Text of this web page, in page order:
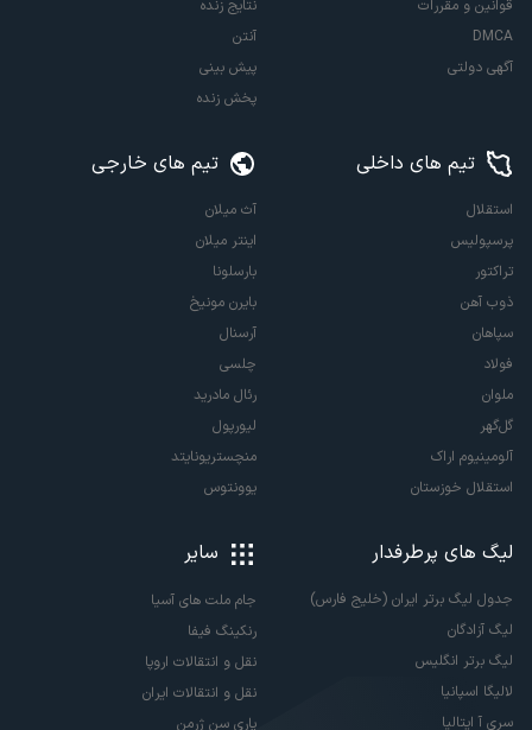
قوانین و مقررات
DMCA
آگهی دولتی
نتایج زنده
آنتن
پیش بینی
پخش زنده
تیم های داخلی
استقلال
پرسپولیس
تراکتور
ذوب آهن
سپاهان
فولاد
ملوان
گل‌گهر
آلومینیوم اراک
استقلال خوزستان
تیم های خارجی
آث میلان
اینتر میلان
بارسلونا
بایرن مونیخ
آرسنال
چلسی
رئال مادرید
لیورپول
منچستریونایتد
یوونتوس
لیگ های پرطرفدار
جدول لیگ برتر ایران (خلیج فارس)
لیگ آزادگان
لیگ برتر انگلیس
لالیگا اسپانیا
سری آ ایتالیا
سایر
جام ملت های آسیا
رنکینگ فیفا
نقل و انتقالات اروپا
نقل و انتقالات ایران
پاری سن ژرمن